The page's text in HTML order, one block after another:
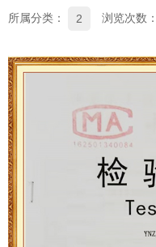
所属分类： 2 浏览次数：